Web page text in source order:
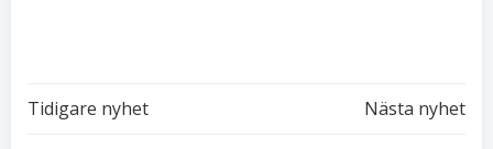
Inläggsnavigering
Tidigare nyhet Nästa nyhet